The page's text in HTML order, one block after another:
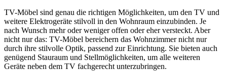
TV-Möbel sind genau die richtigen Möglichkeiten, um den TV und
weitere Elektrogeräte stilvoll in den Wohnraum einzubinden. Je
nach Wunsch mehr oder weniger offen oder eher versteckt. Aber
nicht nur das: TV-Möbel bereichern das Wohnzimmer nicht nur
durch ihre stilvolle Optik, passend zur Einrichtung. Sie bieten auch
genügend Stauraum und Stellmöglichkeiten, um alle weiteren
Geräte neben dem TV fachgerecht unterzubringen.